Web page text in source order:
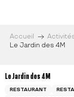
Accueil
Le Jardin des 4M
Le Jardin des 4M
RESTAURANT